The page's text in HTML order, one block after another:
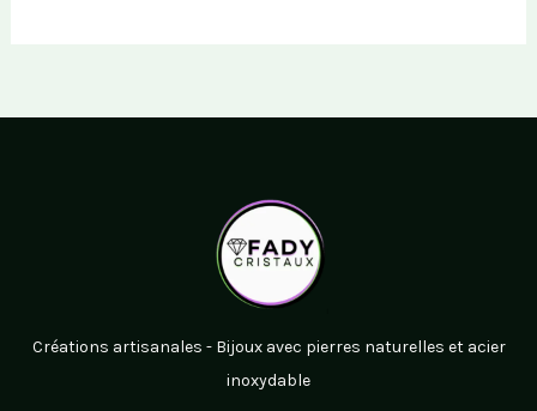
Créations artisanales - Bijoux avec pierres naturelles et acier
inoxydable